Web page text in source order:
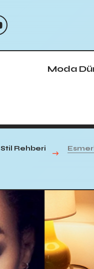
Moda
Stil Rehberi